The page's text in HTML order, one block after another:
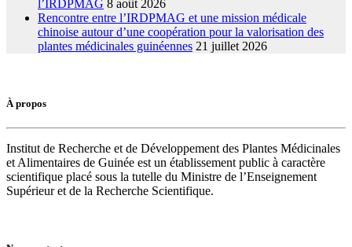
l’IRDPMAG 8 août 2026
Rencontre entre l’IRDPMAG et une mission médicale
chinoise autour d’une coopération pour la valorisation des
plantes médicinales guinéennes 21 juillet 2026
À propos
Institut de Recherche et de Développement des Plantes Médicinales
et Alimentaires de Guinée est un établissement public à caractère
scientifique placé sous la tutelle du Ministre de l’Enseignement
Supérieur et de la Recherche Scientifique.